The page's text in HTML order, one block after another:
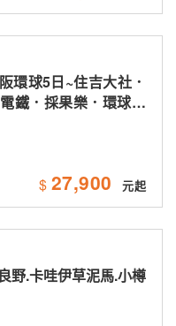
環球5日~住吉大社．
鐵．採果樂．環球影
$ 27,900
野.卡哇伊草泥馬.小樽